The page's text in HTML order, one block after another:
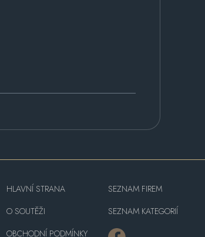
HLAVNÍ STRANA
O SOUTĚŽI
OBCHODNÍ PODMÍNKY
SEZNAM FIREM
SEZNAM KATEGORIÍ